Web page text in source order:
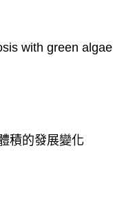
with green algae
積的發展變化